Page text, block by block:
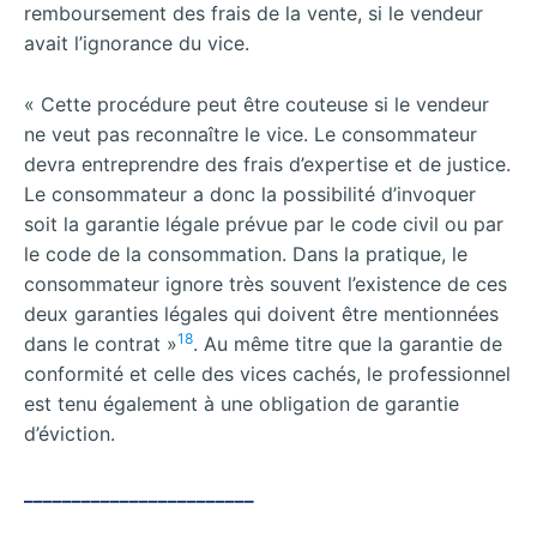
remboursement des frais de la vente, si le vendeur
avait l’ignorance du vice.
« Cette procédure peut être couteuse si le vendeur
ne veut pas reconnaître le vice. Le consommateur
devra entreprendre des frais d’expertise et de justice.
Le consommateur a donc la possibilité d’invoquer
soit la garantie légale prévue par le code civil ou par
le code de la consommation. Dans la pratique, le
consommateur ignore très souvent l’existence de ces
deux garanties légales qui doivent être mentionnées
dans le contrat »18. Au même titre que la garantie de
conformité et celle des vices cachés, le professionnel
est tenu également à une obligation de garantie
d’éviction.